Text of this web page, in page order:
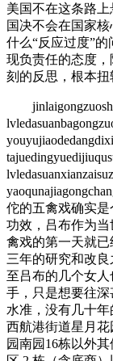
美国不在这条路
国决不会在国家
什么“反应过度”
现负责任的态度
刻的反思，根本扭
佗的五禽戏确实
功效，吕布作为
禽戏的第一天就
三年的研究和改
至吕布的几个女
手，只是想要往
水准，没有几十
西航港街道星月
园南园16栋以外